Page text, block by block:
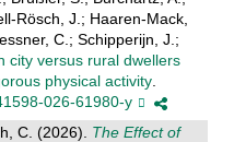
Rösch, J.; Haaren-Mack,
C.; Schipperijn, J.;
city versus rural dwellers
physical activity.
026-61980-y
C. (2026). The Effect of